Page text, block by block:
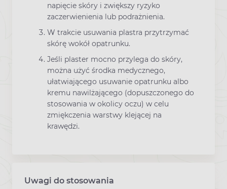
napięcie skóry i zwiększy ryzyko
zaczerwienienia lub podrażnienia.
W trakcie usuwania plastra przytrzymać
skórę wokół opatrunku.
Jeśli plaster mocno przylega do skóry,
można użyć środka medycznego,
ułatwiającego usuwanie opatrunku albo
kremu nawilżającego (dopuszczonego do
stosowania w okolicy oczu) w celu
zmiękczenia warstwy klejącej na
krawędzi.
Uwagi do stosowania